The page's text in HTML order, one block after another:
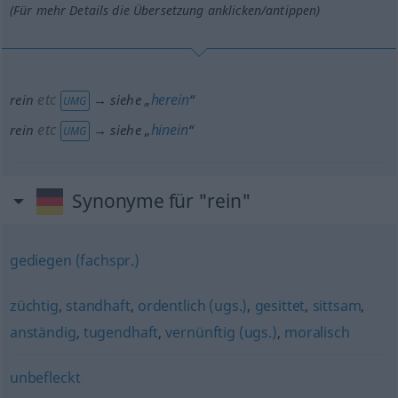
(Für mehr Details die Übersetzung anklicken/antippen)
rein etc UMG → siehe „herein“
rein etc UMG → siehe „hinein“
Synonyme für "rein"
gediegen (fachspr.)
züchtig, standhaft, ordentlich (ugs.), gesittet, sittsam,
anständig, tugendhaft,vernünftig (ugs.), moralisch
unbefleckt